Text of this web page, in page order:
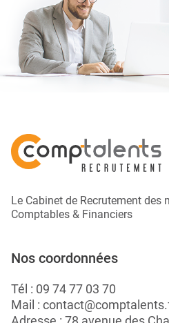
Le Cabinet de Recrutement des
Comptables & Financiers
Nos coordonnées
Tél : 09 74 77 03 70
Mail :